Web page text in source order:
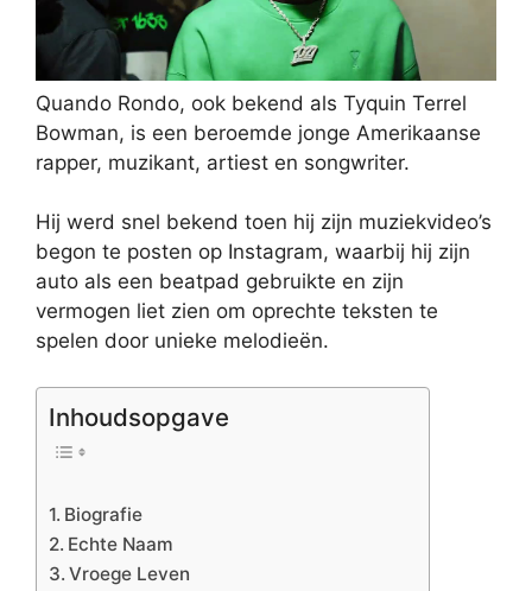
Quando Rondo, ook bekend als Tyquin Terrel
Bowman, is een beroemde jonge Amerikaanse
rapper, muzikant, artiest en songwriter.
Hij werd snel bekend toen hij zijn muziekvideo’s
begon te posten op Instagram, waarbij hij zijn
auto als een beatpad gebruikte en zijn
vermogen liet zien om oprechte teksten te
spelen door unieke melodieën.
Inhoudsopgave
Biografie
Echte Naam
Vroege Leven